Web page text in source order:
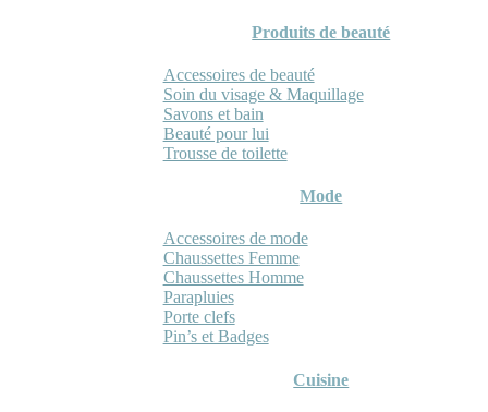
Produits de beauté
Accessoires de beauté
Soin du visage & Maquillage
Savons et bain
Beauté pour lui
Trousse de toilette
Mode
Accessoires de mode
Chaussettes Femme
Chaussettes Homme
Parapluies
Porte clefs
Pin’s et Badges
Cuisine